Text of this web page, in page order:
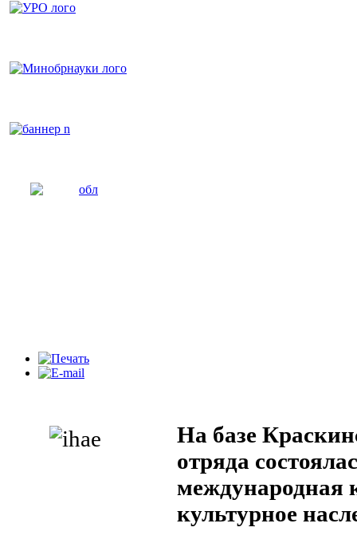
На базе
отряда
международная
культурное